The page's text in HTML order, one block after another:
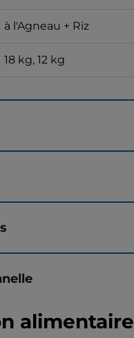
à l'Agneau + Riz
18 kg, 12 kg
alimentaire